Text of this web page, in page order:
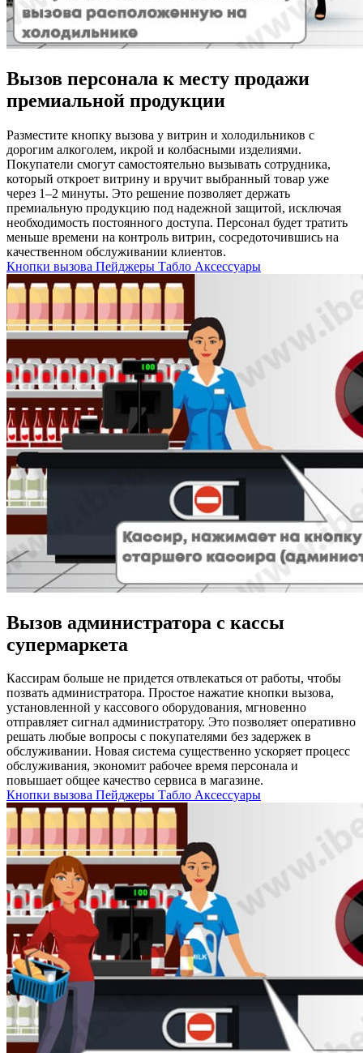
Вызов персонала к месту продажи
премиальной продукции
Разместите кнопку вызова у витрин и холодильников с
дорогим алкоголем, икрой и колбасными изделиями.
Покупатели смогут самостоятельно вызывать сотрудника,
который откроет витрину и вручит выбранный товар уже
через 1–2 минуты. Это решение позволяет держать
премиальную продукцию под надежной защитой, исключая
необходимость постоянного доступа. Персонал будет тратить
меньше времени на контроль витрин, сосредоточившись на
качественном обслуживании клиентов.
Кнопки вызова Пейджеры Табло Аксессуары
Вызов администратора с кассы
супермаркета
Кассирам больше не придется отвлекаться от работы, чтобы
позвать администратора. Простое нажатие кнопки вызова,
установленной у кассового оборудования, мгновенно
отправляет сигнал администратору. Это позволяет оперативно
решать любые вопросы с покупателями без задержек в
обслуживании. Новая система существенно ускоряет процесс
обслуживания, экономит рабочее время персонала и
повышает общее качество сервиса в магазине.
Кнопки вызова Пейджеры Табло Аксессуары